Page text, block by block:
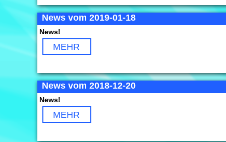
News vom 2019-01-18
News!
MEHR
News vom 2018-12-20
News!
MEHR